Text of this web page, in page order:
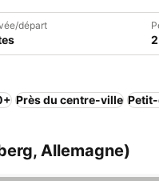
départ
Près du centre-ville
Allemagne)